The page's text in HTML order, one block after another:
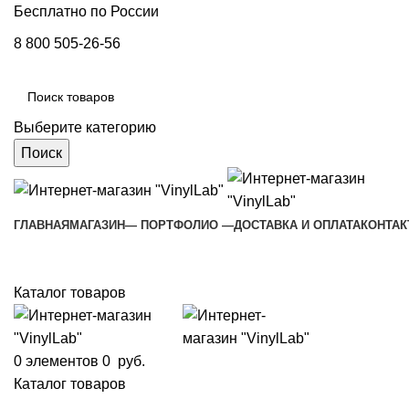
Бесплатно по России
8 800 505-26-56
Выберите категорию
Поиск
ГЛАВНАЯ МАГАЗИН— ПОРТФОЛИО —ДОСТАВКА И ОПЛАТА
Каталог товаров
0 элементов 0 руб.
Каталог товаров